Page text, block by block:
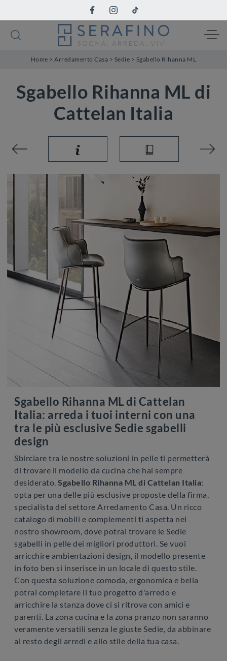
Home >Arredamento Casa > Sedie > Sgabello Rihanna ML
Sgabello Rihanna ML di
Cattelan Italia
Sgabello Rihanna ML di Cattelan
Italia: arreda i tuoi interni con una
tra le più esclusive Sedie sgabelli
design
Sbirciare tra le nostre soluzioni in pelle ti permetterà
di trovare il modello da cucina che hai sempre
desiderato. Sgabello Rihanna ML di Cattelan Italia:
opta per una delle più esclusive proposte della firma,
specialista del settore Arredamento Casa. Un ricco
catalogo di mobili e complementi ti aspetta nel
nostro showroom, dove potrai trovare le Sedie
sgabelli in pelle dei migliori produttori. Se vuoi
arricchire ambientazioni design, il modello presente
in foto ben si inserisce in un locale di questo stile.
Con questa soluzione comoda, ergonomica e bella
potrai completare il tuo progetto d'arredo e
arricchire la stanza dove ci si ritrova con amici e
parenti. La zona cucina e la zona pranzo non saranno
veramente versatili senza le giuste Sedie, da abbinare
al resto degli arredi e allo stile della tua casa.